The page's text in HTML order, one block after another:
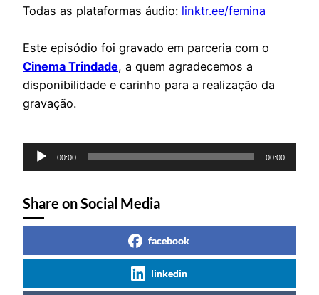
Todas as plataformas áudio: linktr.ee/femina
Este episódio foi gravado em parceria com o
Cinema Trindade, a quem agradecemos a
disponibilidade e carinho para a realização da
gravação.
Reprodutor
de
00:00 00:00
Share on Social Media
facebook
linkedin